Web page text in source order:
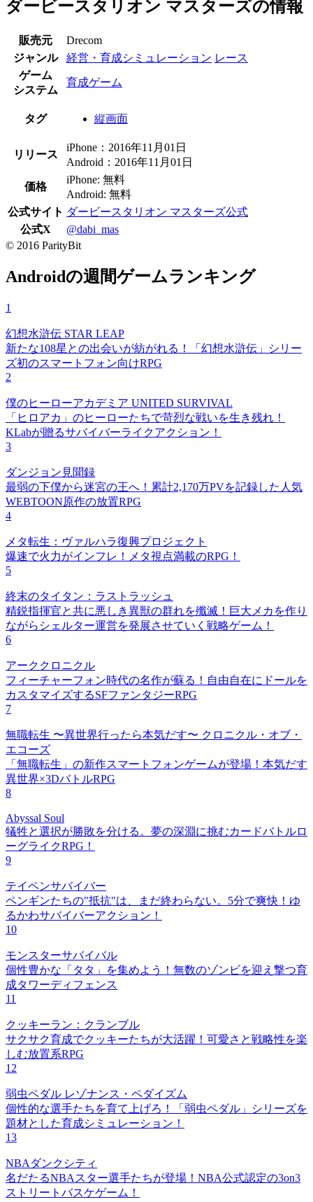
ダービースタリオン マスターズの情報
販売元
Drecom
ジャンル
経営・育成シミュレーション レース
ゲーム
システム
育成ゲーム
タグ 縦画面
リリース
iPhone：2016年11月01日
Android：2016年11月01日
価格
iPhone: 無料
Android: 無料
公式サイト ダービースタリオン マスターズ公式
公式X
@dabi_mas
© 2016 ParityBit
Androidの週間ゲームランキング
1
幻想水滸伝 STAR LEAP
新たな108星との出会いが紡がれる！「幻想水滸伝」シリー
ズ初のスマートフォン向けRPG
2
僕のヒーローアカデミア UNITED SURVIVAL
「ヒロアカ」のヒーローたちで苛烈な戦いを生き残れ！
KLabが贈るサバイバーライクアクション！
3
ダンジョン見聞録
最弱の下僕から迷宮の王へ！累計2,170万PVを記録した人気
WEBTOON原作の放置RPG
4
メタ転生：ヴァルハラ復興プロジェクト
爆速で火力がインフレ！メタ視点満載のRPG！
5
終末のタイタン：ラストラッシュ
精鋭指揮官と共に悪しき異獣の群れを殲滅！巨大メカを作り
ながらシェルター運営を発展させていく戦略ゲーム！
6
アーククロニクル
フィーチャーフォン時代の名作が蘇る！自由自在にドールを
カスタマイズするSFファンタジーRPG
7
無職転生 〜異世界行ったら本気だす〜 クロニクル・オブ・
エコーズ
「無職転生」の新作スマートフォンゲームが登場！本気だす
異世界×3DバトルRPG
8
Abyssal Soul
犠牲と選択が勝敗を分ける。夢の深淵に挑むカードバトルロ
ーグライクRPG！
9
テイペンサバイバー
ペンギンたちの"抵抗"は、まだ終わらない。5分で爽快！ゆ
るかわサバイバーアクション！
10
モンスターサバイバル
個性豊かな「タタ」を集めよう！無数のゾンビを迎え撃つ育
成タワーディフェンス
11
クッキーラン：クランブル
サクサク育成でクッキーたちが大活躍！可愛さと戦略性を楽
しむ放置系RPG
12
弱虫ペダル レゾナンス・ペダイズム
個性的な選手たちを育て上げろ！「弱虫ペダル」シリーズを
題材とした育成シミュレーション！
13
NBAダンクシティ
名だたるNBAスター選手たちが登場！NBA公式認定の3on3
ストリートバスケゲーム！